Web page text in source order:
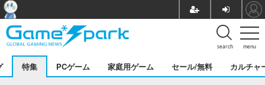
menu
search
特集 PCゲーム 家庭用ゲーム セール/無料 カルチャ